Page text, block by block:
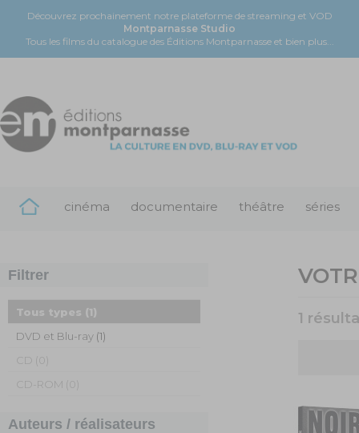
Découvrez prochainement notre plateforme de streaming et VOD
Montparnasse Studio
Tous les films du catalogue des Éditions Montparnasse et bien plus...
cinéma documentaire théâtre séries
Filtrer
Tous types (1)
DVD et Blu-ray (1)
CD (0)
CD-ROM (0)
Auteurs / réalisateurs
1